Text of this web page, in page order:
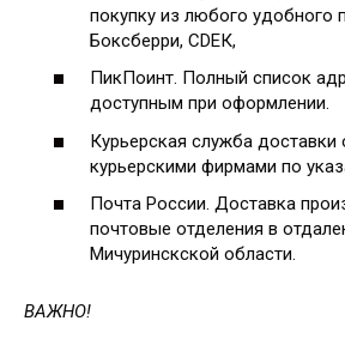
покупку из любого удобного
Боксберри, СDЕК,
ПикПоинт. Полный список
доступным при оформлении.
Курьерская служба доставки
курьерскими фирмами по
Почта России. Доставка
почтовые отделения в
Мичуринскской области.
ВАЖНО!